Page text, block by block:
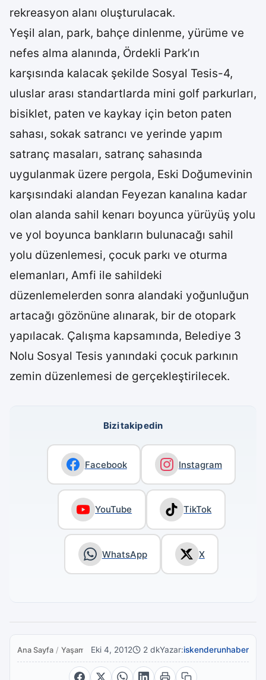
rekreasyon alanı oluşturulacak.
Yeşil alan, park, bahçe dinlenme, yürüme ve
nefes alma alanında, Ördekli Park’ın
karşısında kalacak şekilde Sosyal Tesis-4,
uluslar arası standartlarda mini golf parkurları,
bisiklet, paten ve kaykay için beton paten
sahası, sokak satrancı ve yerinde yapım
satranç masaları, satranç sahasında
uygulanmak üzere pergola, Eski Doğumevinin
karşısındaki alandan Feyezan kanalına kadar
olan alanda sahil kenarı boyunca yürüyüş yolu
ve yol boyunca bankların bulunacağı sahil
yolu düzenlemesi, çocuk parkı ve oturma
elemanları, Amfi ile sahildeki
düzenlemelerden sonra alandaki yoğunluğun
artacağı gözönüne alınarak, bir de otopark
yapılacak. Çalışma kapsamında, Belediye 3
Nolu Sosyal Tesis yanındaki çocuk parkının
zemin düzenlemesi de gerçekleştirilecek.
Bizi takip edin
Facebook Instagram
YouTube TikTok
WhatsApp X
Ana Sayfa / Yaşam Eki 4, 2012 2 dkYazar:iskenderunhaber